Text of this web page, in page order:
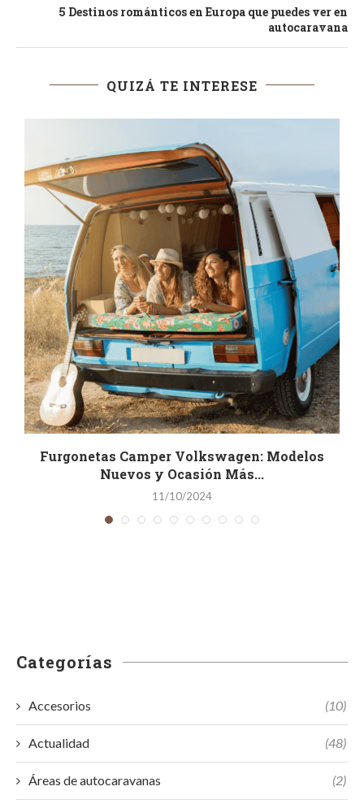
5 Destinos románticos en Europa que puedes ver en
autocaravana
QUIZÁ TE INTERESE
Furgonetas Camper Volkswagen: Modelos
Nuevos y Ocasión Más...
11/10/2024
Categorías
Accesorios (10)
Actualidad (48)
Áreas de autocaravanas (2)